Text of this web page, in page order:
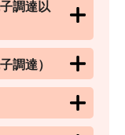
調達以
調達）